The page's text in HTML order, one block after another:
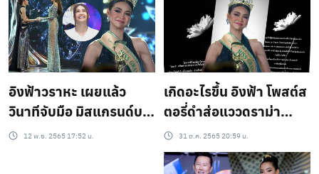
อิงฟ้าวราหะ เผยแล้ว
วินาทีจับมือ มิสแกรนด์บ
ลาซิล นึกอะไรอยู่ในใจ รู้คำ
12 พ.ย. 2565 17:52 น.
เกิดอะไรขึ้น อิงฟ้า โพสต์ส
ตอรี่ดำส่อแววดราม่า
พร้อมคำพูดนี้ อ่านแล้วจุก
31 ต.ค. 2565 20:59 น.